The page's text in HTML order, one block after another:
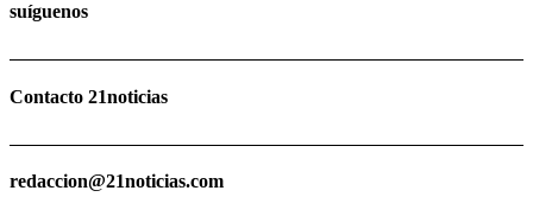
suíguenos
Contacto 21noticias
redaccion@21noticias.com